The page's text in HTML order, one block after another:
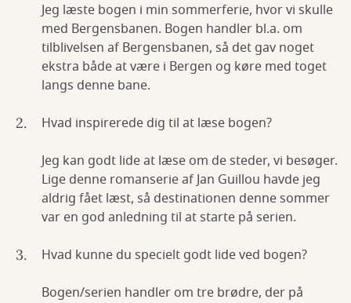
Jeg læste bogen i min sommerferie, hvor vi skulle
med Bergensbanen. Bogen handler bl.a. om
tilblivelsen af Bergensbanen, så det gav noget
ekstra både at være i Bergen og køre med toget
langs denne bane.
Hvad inspirerede dig til at læse bogen?
Jeg kan godt lide at læse om de steder, vi besøger.
Lige denne romanserie af Jan Guillou havde jeg
aldrig fået læst, så destinationen denne sommer
var en god anledning til at starte på serien.
Hvad kunne du specielt godt lide ved bogen?
Bogen/serien handler om tre brødre, der på